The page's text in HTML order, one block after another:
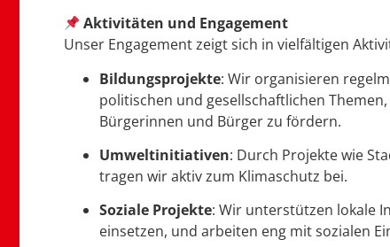
Aktivitäten und Engagement
Unser Engagement zeigt sich in vielfältigen
Bildungsprojekte: Wir organisieren
politischen und gesellschaftlichen
Bürgerinnen und Bürger zu fördern.
Umweltinitiativen: Durch Projekte wie
tragen wir aktiv zum Klimaschutz bei.
Soziale Projekte: Wir unterstützen lokale
einsetzen, und arbeiten eng mit sozialen